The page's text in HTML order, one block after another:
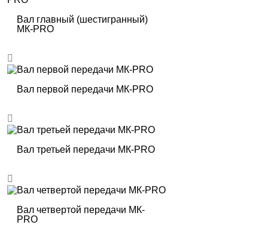
Вал главный (шестигранный)
МК-PRO
Вал первой передачи МК-PRO
Вал третьей передачи МК-PRO
Вал четвертой передачи МК-
PRO